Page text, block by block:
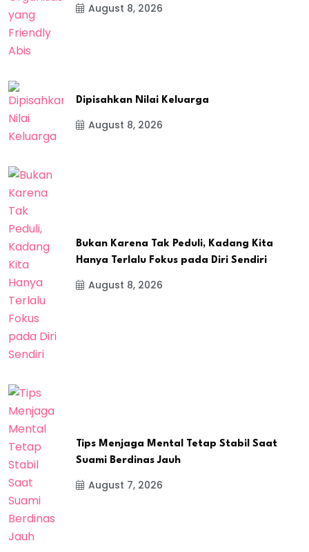
August 8, 2026
Dipisahkan Nilai Keluarga
August 8, 2026
Bukan Karena Tak Peduli, Kadang Kita
Hanya Terlalu Fokus pada Diri Sendiri
August 8, 2026
Tips Menjaga Mental Tetap Stabil Saat
Suami Berdinas Jauh
August 7, 2026